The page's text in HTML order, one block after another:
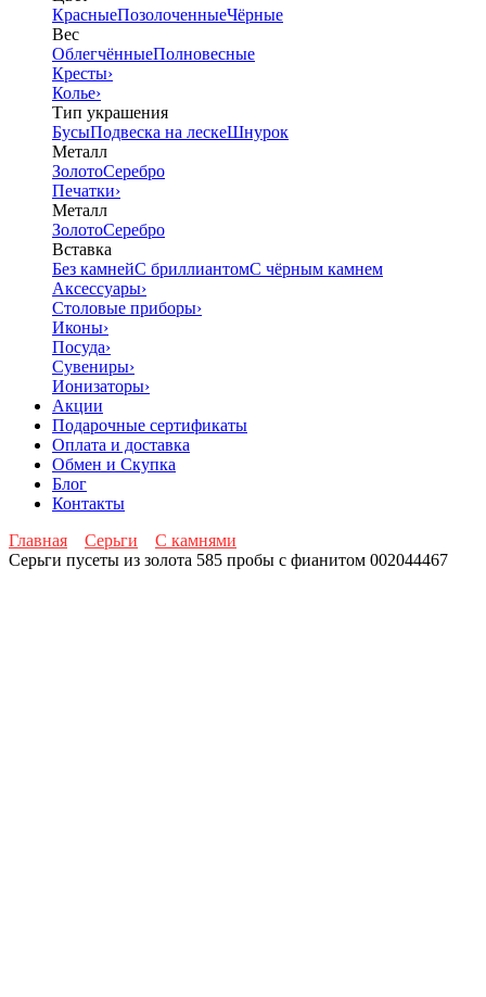
КрасныеПозолоченныеЧёрные
Вес
ОблегчённыеПолновесные
Кресты›
Колье›
Тип украшения
БусыПодвеска на лескеШнурок
Металл
ЗолотоСеребро
Печатки›
Металл
ЗолотоСеребро
Вставка
Без камнейС бриллиантомС чёрным камнем
Аксессуары›
Столовые приборы›
Иконы›
Посуда›
Сувениры›
Ионизаторы›
Акции
Подарочные сертификаты
Оплата и доставка
Обмен и Скупка
Блог
Контакты
Главная
Серьги
С камнями
Серьги пусеты из золота 585 пробы с фианитом 002044467